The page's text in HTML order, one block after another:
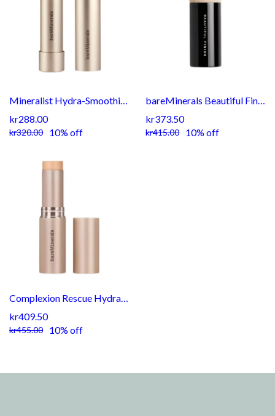
kr288.00
kr320.00 10% off
kr373.50
kr415.00 10% off
Complexion Rescue Hydrating Foundation Stick SPF 25 Shade Vanilla 02
kr409.50
kr455.00 10% off